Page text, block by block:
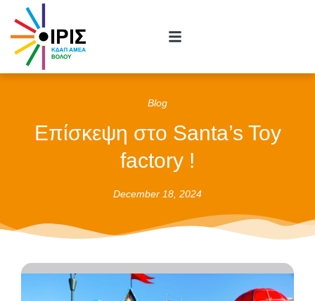
Blog
Επίσκεψη στο Santa’s Toy
factory !
December 18, 2024